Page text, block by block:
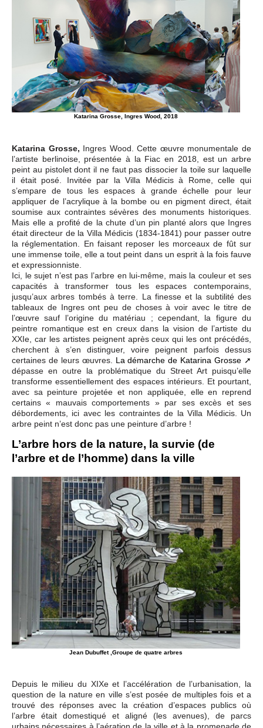
Katarina Grosse, Ingres Wood, 2018
Katarina Grosse, Ingres Wood. Cette œuvre monumentale de
l’artiste berlinoise, présentée à la Fiac en 2018, est un arbre
peint au pistolet dont il ne faut pas dissocier la toile sur laquelle
il était posé. Invitée par la Villa Médicis à Rome, celle qui
s’empare de tous les espaces à grande échelle pour leur
appliquer de l’acrylique à la bombe ou en pigment direct, était
soumise aux contraintes sévères des monuments historiques.
Mais elle a profité de la chute d’un pin planté alors que Ingres
était directeur de la Villa Médicis (1834-1841) pour passer outre
la réglementation. En faisant reposer les morceaux de fût sur
une immense toile, elle a tout peint dans un esprit à la fois fauve
et expressionniste.
Ici, le sujet n’est pas l’arbre en lui-même, mais la couleur et ses
capacités à transformer tous les espaces contemporains,
jusqu’aux arbres tombés à terre. La finesse et la subtilité des
tableaux de Ingres ont peu de choses à voir avec le titre de
l’œuvre sauf l’origine du matériau ; cependant, la figure du
peintre romantique est en creux dans la vision de l’artiste du
XXIe, car les artistes peignent après ceux qui les ont précédés,
cherchent à s’en distinguer, voire peignent parfois dessus
certaines de leurs œuvres. La démarche de Katarina Grosse
dépasse en outre la problématique du Street Art puisqu’elle
transforme essentiellement des espaces intérieurs. Et pourtant,
avec sa peinture projetée et non appliquée, elle en reprend
certains « mauvais comportements » par ses excès et ses
débordements, ici avec les contraintes de la Villa Médicis. Un
arbre peint n’est donc pas une peinture d’arbre !
L’arbre hors de la nature, la survie (de
l’arbre et de l’homme) dans la ville
Jean Dubuffet ,Groupe de quatre arbres
Depuis le milieu du XIXe et l’accélération de l’urbanisation, la
question de la nature en ville s’est posée de multiples fois et a
trouvé des réponses avec la création d’espaces publics où
l’arbre était domestiqué et aligné (les avenues), de parcs